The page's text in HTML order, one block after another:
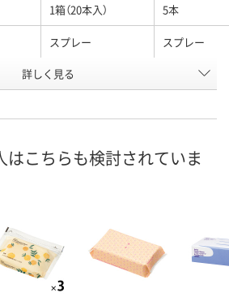
1箱（20本入） 5本
スプレー スプレー
2500562 HE61857
詳しく見る
はこちらも検討されていま